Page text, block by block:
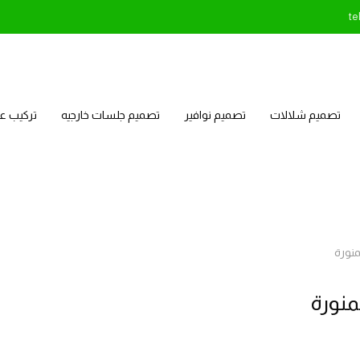
تصميم شلالات تصميم نوافير تصميم جلسات خارجيه تركيب